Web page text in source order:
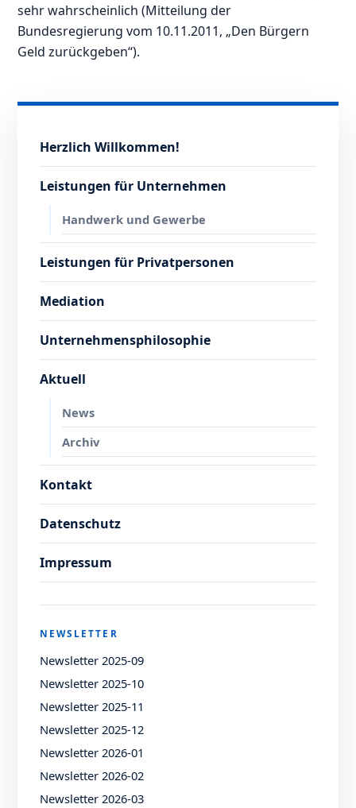
sehr wahrscheinlich (Mitteilung der
Bundesregierung vom 10.11.2011, „Den Bürgern
Geld zurückgeben“).
Herzlich Willkommen!
Leistungen für Unternehmen
Handwerk und Gewerbe
Leistungen für Privatpersonen
Mediation
Unternehmensphilosophie
Aktuell
News
Archiv
Kontakt
Datenschutz
Impressum
NEWSLETTER
Newsletter 2025-09
Newsletter 2025-10
Newsletter 2025-11
Newsletter 2025-12
Newsletter 2026-01
Newsletter 2026-02
Newsletter 2026-03